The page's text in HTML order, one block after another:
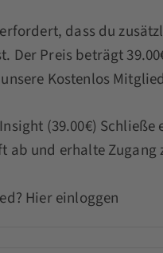
dass du
Der Preis beträgt
Kostenlos
(39.00€) Schließe
ab und erhalte Zugang
Hier einloggen